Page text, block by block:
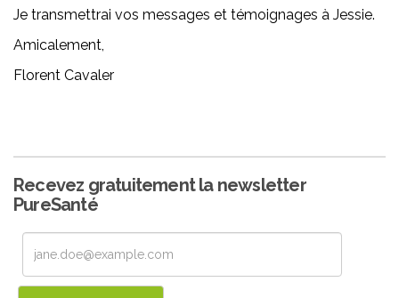
Je transmettrai vos messages et témoignages à Jessie.
Amicalement,
Florent Cavaler
Recevez gratuitement la newsletter
PureSanté